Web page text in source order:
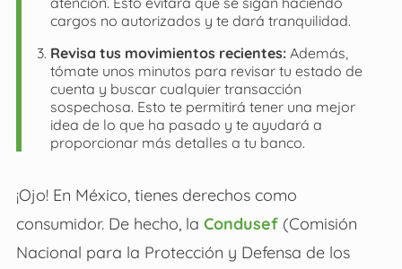
cargos no autorizados y te dará tranquilidad.
Revisa tus movimientos recientes:Además,
tómate unos minutos para revisar tu estado de
cuenta y buscar cualquier transacción
sospechosa. Esto te permitirá tener una mejor
idea de lo que ha pasado y te ayudará a
proporcionar más detalles a tu banco.
¡Ojo! En México, tienes derechos como
consumidor. De hecho, la Condusef(Comisión
Nacional para la Protección y Defensa de los